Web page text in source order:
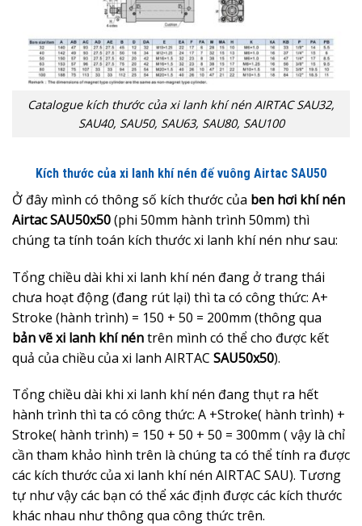
Catalogue kích thước của xi lanh khí nén AIRTAC SAU32,
SAU40, SAU50, SAU63, SAU80, SAU100
Kích thước của xi lanh khí nén đế vuông Airtac SAU50
Ở đây mình có thông số kích thước của ben hơi khí nén
Airtac SAU50x50(phi 50mm hành trình 50mm) thì
chúng ta tính toán kích thước xi lanh khí nén như sau:
Tổng chiều dài khi xi lanh khí nén đang ở trang thái
chưa hoạt động (đang rút lại) thì ta có công thức: A+
Stroke (hành trình) = 150 + 50 = 200mm (thông qua
bảnvẽ xi lanh khí néntrên mình có thể cho được kết
quả của chiều của xi lanh AIRTAC SAU50x50).
Tổng chiều dài khi xi lanh khí nén đang thụt ra hết
hành trình thì ta có công thức: A +Stroke( hành trình) +
Stroke( hành trình) = 150 + 50 + 50 = 300mm ( vậy là chỉ
cần tham khảo hình trên là chúng ta có thể tính ra được
các kích thước của xi lanh khí nén AIRTAC SAU). Tương
tự như vậy các bạn có thể xác định được các kích thước
khác nhau như thông qua công thức trên.